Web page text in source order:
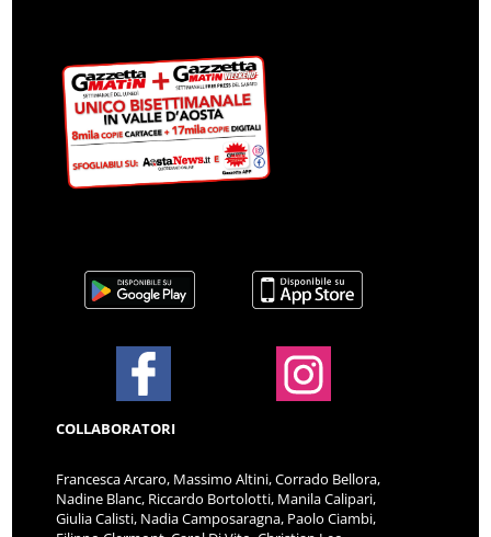
COLLABORATORI
Francesca Arcaro, Massimo Altini, Corrado Bellora,
Nadine Blanc, Riccardo Bortolotti, Manila Calipari,
Giulia Calisti, Nadia Camposaragna, Paolo Ciambi,